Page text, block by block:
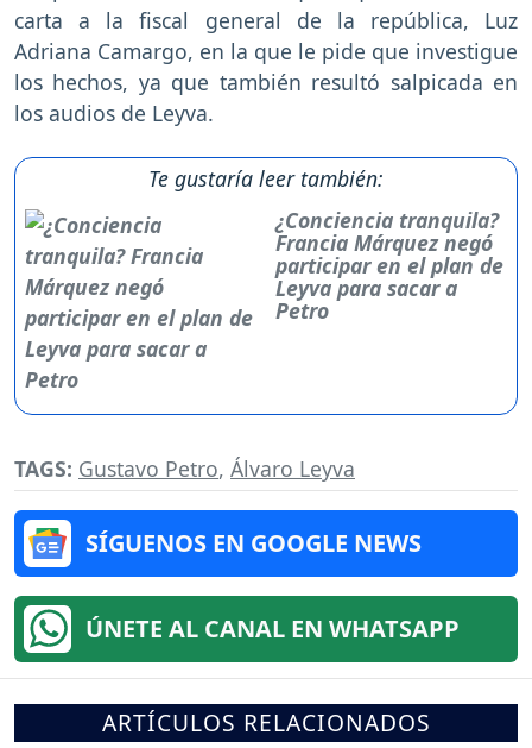
carta a la fiscal general de la república, Luz
Adriana Camargo, en la que le pide que investigue
los hechos, ya que también resultó salpicada en
los audios de Leyva.
Te gustaría leer también:
¿Conciencia tranquila?
Francia Márquez negó
participar en el plan de
Leyva para sacar a
Petro
TAGS: Gustavo Petro, Álvaro Leyva
SÍGUENOS EN GOOGLE NEWS
ÚNETE AL CANAL EN WHATSAPP
ARTÍCULOS RELACIONADOS